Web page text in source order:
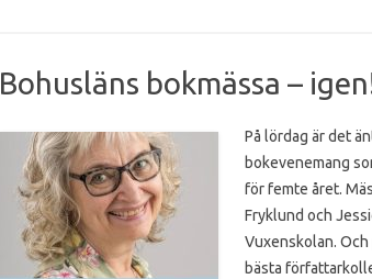
Bohusläns bokmässa –
På lördag är det
bokevenemang
för femte året.
Fryklund och
Vuxenskolan.
bästa